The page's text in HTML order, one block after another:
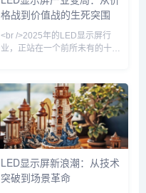
之争愈演愈烈，但二者共同推动
格战到价值战的生死突围
<br />2025年的LED显示屏行
业，正站在一个前所未有的十字
今，传统小间距LED的毛利空间
已被极度压缩，价格战不再是万
能钥匙。最新行业数据显示，
P1.2以下微间距产品出货量同比
暴增87%，而P2.5以上常规产
品的价格却跌破历史冰点——这
预示着行业正从“拼规模”转向“拼
技术”的新阶段。<br /><br /><br
LED显示屏新浪潮：从技术
突破到场景革命